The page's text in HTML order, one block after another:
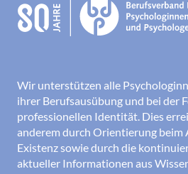
Wir unterstützen alle
ihrer Berufsausübung und bei der
professionellen Identität. Dies
anderem durch Orientierung beim
Existenz sowie durch die
aktueller Informationen aus